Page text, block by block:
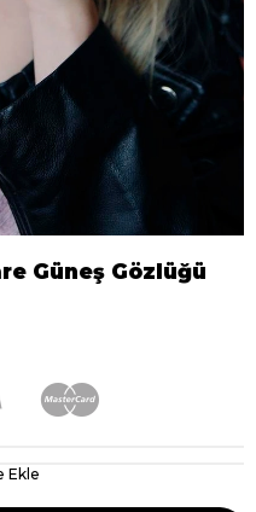
Güneş Gözlüğü
Ekle